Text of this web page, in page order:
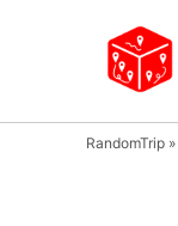
RandomTrip »